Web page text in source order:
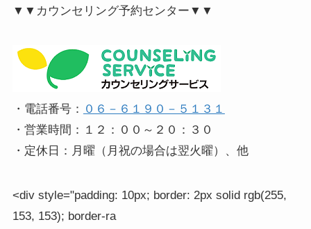
▼▼カウンセリング予約センター▼▼
・電話番号： ０６－６１９０－５１３１
・営業時間：１２：００～２０：３０
・定休日：月曜（月祝の場合は翌火曜）、他
<div style="padding: 10px; border: 2px solid rgb(255,
153, 153); border-ra